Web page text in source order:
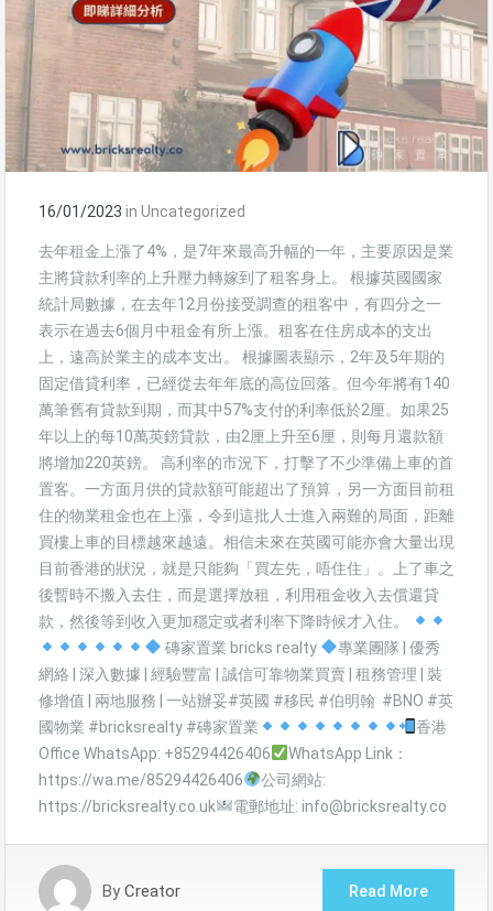
16/01/2023 in Uncategorized
去年租金上漲了4%，是7年來最高升幅的一年，主要原因是業
主將貸款利率的上升壓力轉嫁到了租客身上。 根據英國國家
統計局數據，在去年12月份接受調查的租客中，有四分之一
表示在過去6個月中租金有所上漲。租客在住房成本的支出
上，遠高於業主的成本支出。 根據圖表顯示，2年及5年期的
固定借貸利率，已經從去年年底的高位回落。但今年將有140
萬筆舊有貸款到期，而其中57%支付的利率低於2厘。如果25
年以上的每10萬英鎊貸款，由2厘上升至6厘，則每月還款額
將增加220英鎊。 高利率的市況下，打擊了不少準備上車的首
置客。一方面月供的貸款額可能超出了預算，另一方面目前租
住的物業租金也在上漲，令到這批人士進入兩難的局面，距離
買樓上車的目標越來越遠。相信未來在英國可能亦會大量出現
目前香港的狀況，就是只能夠「買左先，唔住住」。上了車之
後暫時不搬入去住，而是選擇放租，利用租金收入去償還貸
款，然後等到收入更加穩定或者利率下降時候才入住。
磚家置業 bricks realty
專業團隊 | 優秀
網絡 | 深入數據 | 經驗豐富 | 誠信可靠物業買賣 | 租務管理 | 裝
修增值 | 兩地服務 | 一站辦妥#英國 #移民 #伯明翰 #BNO #英
國物業 #bricksrealty #磚家置業
香港
Office WhatsApp: +85294426406
WhatsApp Link：
https://wa.me/85294426406
公司網站:
https://bricksrealty.co.uk
電郵地址: info@bricksrealty.co
By Creator Read More